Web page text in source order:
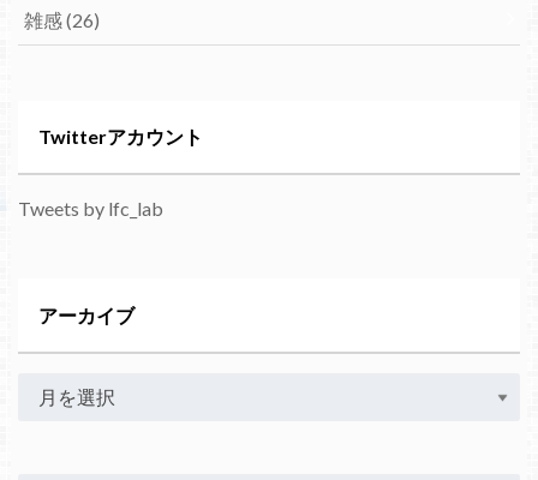
雑感(26)
Twitterアカウント
Tweets by lfc_lab
アーカイブ